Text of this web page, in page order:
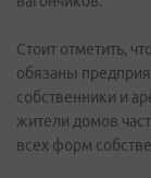
Стоит отметить,
обязаны
собственники и
жители домов
всех форм